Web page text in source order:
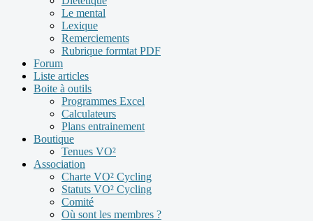
Le mental
Lexique
Remerciements
Rubrique formtat PDF
Forum
Liste articles
Boite à outils
Programmes Excel
Calculateurs
Plans entrainement
Boutique
Tenues VO²
Association
Charte VO² Cycling
Statuts VO² Cycling
Comité
Où sont les membres ?